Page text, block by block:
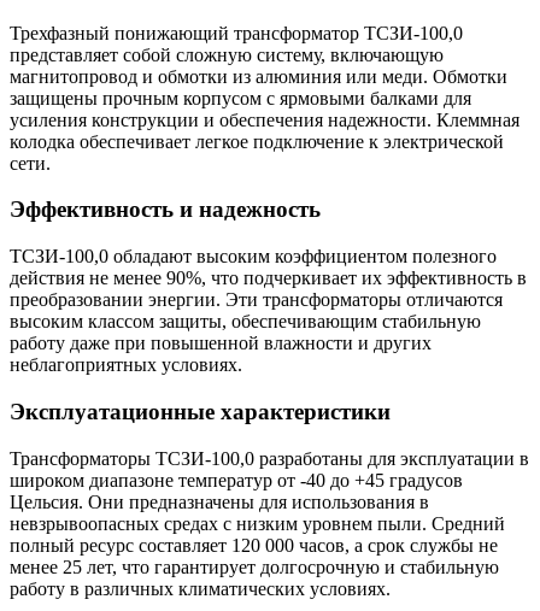
Трехфазный понижающий трансформатор ТСЗИ-100,0
представляет собой сложную систему, включающую
магнитопровод и обмотки из алюминия или меди. Обмотки
защищены прочным корпусом с ярмовыми балками для
усиления конструкции и обеспечения надежности. Клеммная
колодка обеспечивает легкое подключение к электрической
сети.
Эффективность и надежность
ТСЗИ-100,0 обладают высоким коэффициентом полезного
действия не менее 90%, что подчеркивает их эффективность в
преобразовании энергии. Эти трансформаторы отличаются
высоким классом защиты, обеспечивающим стабильную
работу даже при повышенной влажности и других
неблагоприятных условиях.
Эксплуатационные характеристики
Трансформаторы ТСЗИ-100,0 разработаны для эксплуатации в
широком диапазоне температур от -40 до +45 градусов
Цельсия. Они предназначены для использования в
невзрывоопасных средах с низким уровнем пыли. Средний
полный ресурс составляет 120 000 часов, а срок службы не
менее 25 лет, что гарантирует долгосрочную и стабильную
работу в различных климатических условиях.